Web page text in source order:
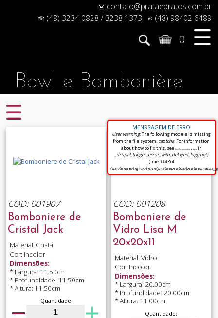
contato@prataepratos.com.br
(48) 3234 0828 / 3238 1373
(48) 98402 6489
0
Bowl e Bombonière
MENSSAGEM DE ERRO
User warning: The following module is missing
from the file system: captcha. For information
about how to fix this, see the documentation page. in
_drupal_trigger_error_with_delayed_logging()
(line 1143of
/usr/share/nginx/html/prataepratos/
COD: 001907
Bomboniere de
Cristal Jack
Material: Cristal
Cor: Incolor
Dimensões:
* Largura: 11.50cm
* Profundidade: 11.50cm
* Altura: 11.50cm
Quantidade:
COD: 001208
Bomboniere de
Vidro Lisa M
20x20x11
Material: Vidro
Cor: Incolor
Dimensões:
* Largura: 20.00cm
* Profundidade: 20.00cm
* Altura: 11.00cm
Quantidade: